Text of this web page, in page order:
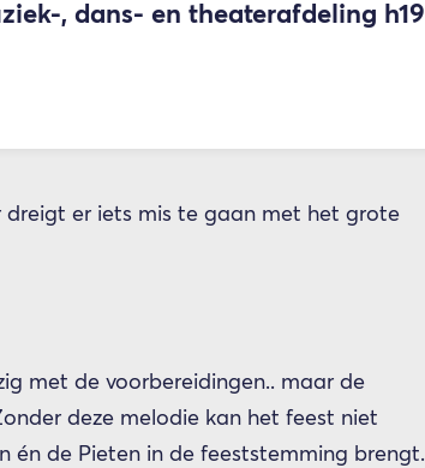
, dans- en theaterafdeling h19
dreigt er iets mis te gaan met het grote
met de voorbereidingen.. maar de
deze melodie kan het feest niet
én de Pieten in de feeststemming brengt.